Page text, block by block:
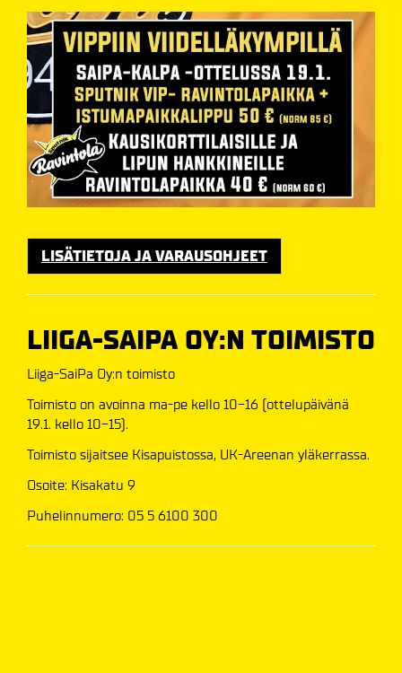
LISÄTIETOJA JA VARAUSOHJEET
LIIGA-SAIPA OY:N TOIMISTO
Liiga-SaiPa Oy:n toimisto
Toimisto on avoinna ma-pe kello 10-16 (ottelupäivänä
19.1. kello 10-15).
Toimisto sijaitsee Kisapuistossa, UK-Areenan yläkerrassa.
Osoite: Kisakatu 9
Puhelinnumero: 05 5 6100 300